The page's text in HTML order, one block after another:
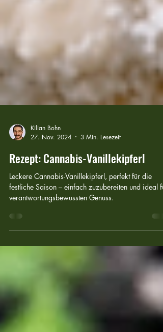
Kilian Bohn
27. Nov. 2024
3 Min. Lesezeit
Rezept: Cannabis-Vanillekipferl
Leckere Cannabis-Vanillekipferl, perfekt für die
festliche Saison – einfach zuzubereiten und ideal für